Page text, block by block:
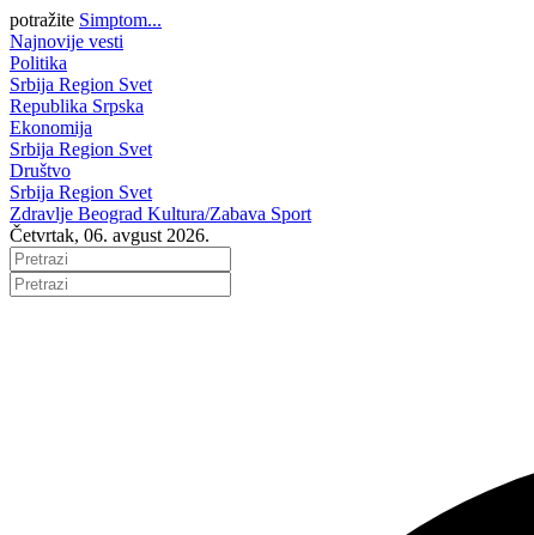
potražite Simptom...
Najnovije vesti
Politika
Srbija Region Svet
Republika Srpska
Ekonomija
Srbija Region Svet
Društvo
Srbija Region Svet
Zdravlje Beograd Kultura/Zabava Sport
Četvrtak, 06. avgust 2026.